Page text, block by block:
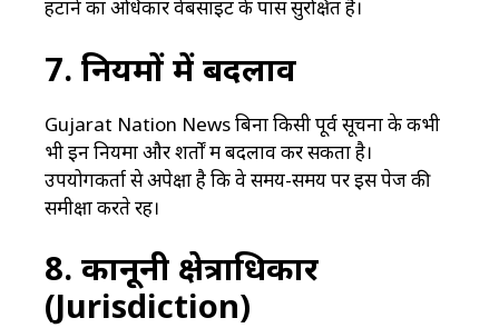
हटाने का अधिकार वेबसाइट के पास सुरक्षित है।
7. नियमों में बदलाव
Gujarat Nation News बिना किसी पूर्व सूचना के कभी
भी इन नियमों और शर्तों में बदलाव कर सकता है।
उपयोगकर्ता से अपेक्षा है कि वे समय-समय पर इस पेज की
समीक्षा करते रहें।
8. कानूनी क्षेत्राधिकार
(Jurisdiction)